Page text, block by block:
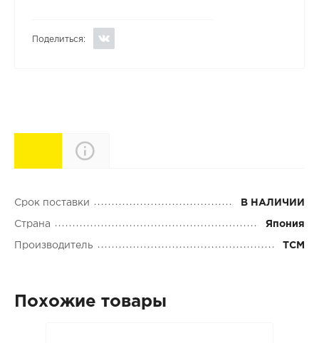
Поделиться:
Характеристики
Срок поставки В НАЛИЧИИ
Страна Япония
Производитель TCM
Похожие товары